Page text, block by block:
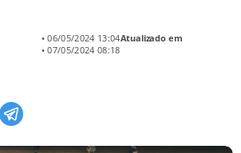
• 06/05/2024 13:04Atualizado em
• 07/05/2024 08:18